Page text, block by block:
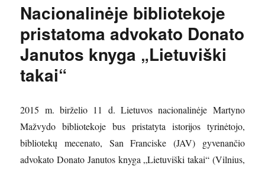
Nacionalinėje bibliotekoje
pristatoma advokato Donato
Janutos knyga „Lietuviški
takai“
2015 m. birželio 11 d. Lietuvos nacionalinėje Martyno
Mažvydo bibliotekoje bus pristatyta istorijos tyrinėtojo,
bibliotekų mecenato, San Franciske (JAV) gyvenančio
advokato Donato Janutos knyga „Lietuviški takai“ (Vilnius,